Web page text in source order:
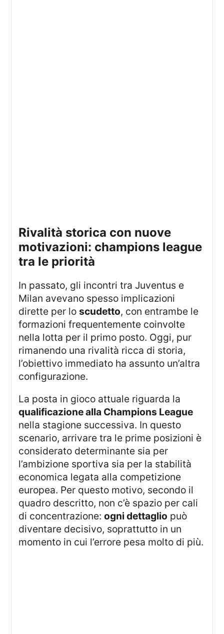
rivalità storica con nuove
motivazioni: champions league
tra le priorità
In passato, gli incontri tra Juventus e
Milan avevano spesso implicazioni
dirette per loscudetto, con entrambe le
formazioni frequentemente coinvolte
nella lotta per il primo posto. Oggi, pur
rimanendo una rivalità ricca di storia,
l’obiettivo immediato ha assunto un’altra
configurazione.
La posta in gioco attuale riguarda la
qualificazione alla Champions League
nella stagione successiva. In questo
scenario, arrivare tra le prime posizioni è
considerato determinante sia per
l’ambizione sportiva sia per la stabilità
economica legata alla competizione
europea. Per questo motivo, secondo il
quadro descritto, non c’è spazio per cali
di concentrazione:ogni dettaglio può
diventare decisivo, soprattutto in un
momento in cui l’errore pesa molto di più.